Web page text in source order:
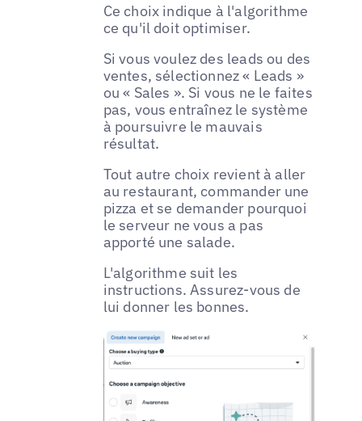
Ce choix indique à l'algorithme
ce qu'il doit optimiser.
Si vous voulez des leads ou des
ventes, sélectionnez « Leads »
ou « Sales ». Si vous ne le faites
pas, vous entraînez le système
à poursuivre le mauvais
résultat.
Tout autre choix revient à aller
au restaurant, commander une
pizza et se demander pourquoi
le serveur ne vous a pas
apporté une salade.
L'algorithme suit les
instructions. Assurez-vous de
lui donner les bonnes.